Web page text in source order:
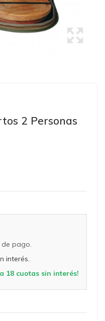
2 Personas
pago.
interés.
18 cuotas sin interés!